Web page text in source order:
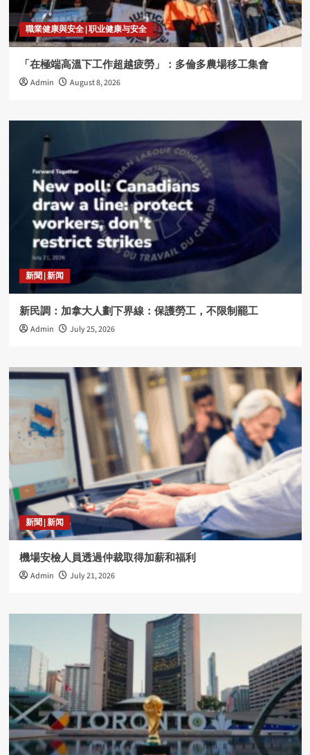
職業健康與安全 | 职业健康与安全
「在極端高溫下工作超越疲勞」：多倫多農場移工集會
Admin August 8, 2026
新聞 | 新闻
新民調：加拿大人劃下界線：保護勞工，不限制罷工
Admin July 25, 2026
新聞 | 新闻
機場安檢人員透過仲裁取得加薪和福利
Admin July 21, 2026